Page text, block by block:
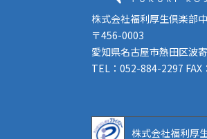
株式会社福利厚生倶楽部
〒456-0003
愛知県名古屋市熱田区波
TEL：052-884-2297
株式会社福利厚